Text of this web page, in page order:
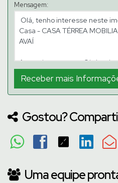
Mensagem:
Gostou?
Uma equipe